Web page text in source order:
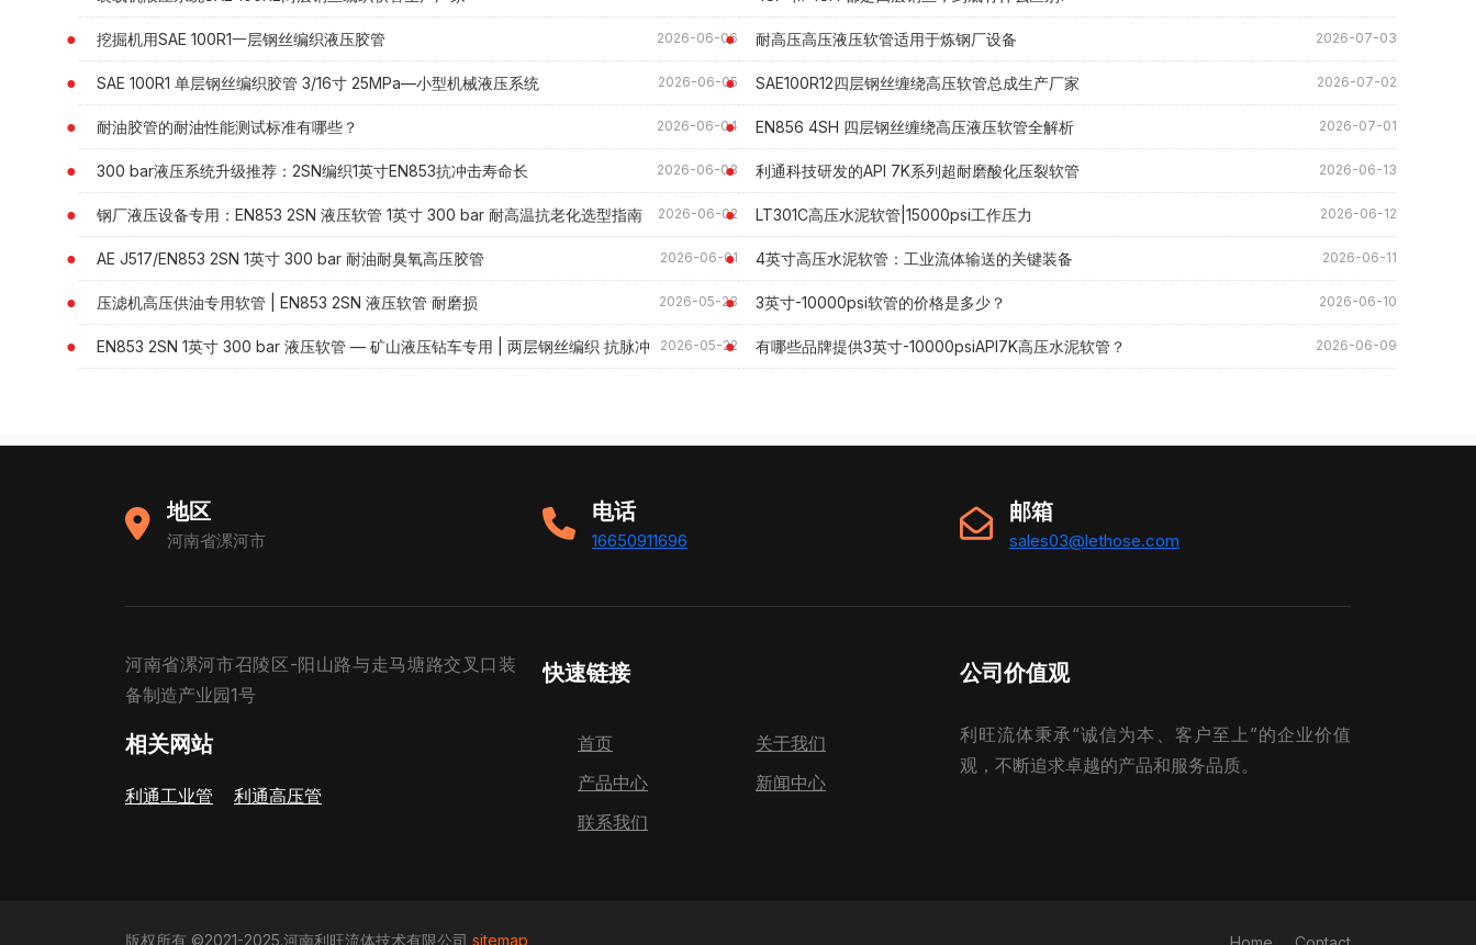
挖掘机用SAE 100R1一层钢丝编织液压胶管 2026-06-06
SAE 100R1 单层钢丝编织胶管 3/16寸 25MPa—小型机械液压系统 2026-06-05
耐油胶管的耐油性能测试标准有哪些？ 2026-06-04
300 bar液压系统升级推荐：2SN编织1英寸EN853抗冲击寿命长 2026-06-03
钢厂液压设备专用：EN853 2SN 液压软管 1英寸 300 bar 耐高温抗老化选型指南 2026-06-02
AE J517/EN853 2SN 1英寸 300 bar 耐油耐臭氧高压胶管 2026-06-01
压滤机高压供油专用软管 | EN853 2SN 液压软管 耐磨损 2026-05-23
EN853 2SN 1英寸 300 bar 液压软管 — 矿山液压钻车专用 | 两层钢丝编织 抗脉冲 2026-05-22
耐高压高压液压软管适用于炼钢厂设备 2026-07-03
SAE100R12四层钢丝缠绕高压软管总成生产厂家 2026-07-02
EN856 4SH 四层钢丝缠绕高压液压软管全解析 2026-07-01
利通科技研发的API 7K系列超耐磨酸化压裂软管 2026-06-13
LT301C高压水泥软管|15000psi工作压力 2026-06-12
4英寸高压水泥软管：工业流体输送的关键装备 2026-06-11
3英寸-10000psi软管的价格是多少？ 2026-06-10
有哪些品牌提供3英寸-10000psiAPI7K高压水泥软管？ 2026-06-09
地区
河南省漯河市
电话
16650911696
邮箱
sales03@lethose.com
河南省漯河市召陵区-阳山路与走马塘路交叉口装
备制造产业园1号
相关网站
利通工业管 利通高压管
快速链接
首页
关于我们
产品中心
新闻中心
联系我们
公司价值观
利旺流体秉承“诚信为本、客户至上”的企业价值
观，不断追求卓越的产品和服务品质。
版权所有 ©2021-2025.河南利旺流体技术有限公司 sitemap